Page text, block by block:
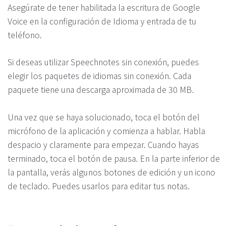
Asegúrate de tener habilitada la escritura de Google
Voice en la configuración de Idioma y entrada de tu
teléfono.
Si deseas utilizar Speechnotes sin conexión, puedes
elegir los paquetes de idiomas sin conexión. Cada
paquete tiene una descarga aproximada de 30 MB.
Una vez que se haya solucionado, toca el botón del
micrófono de la aplicación y comienza a hablar. Habla
despacio y claramente para empezar. Cuando hayas
terminado, toca el botón de pausa. En la parte inferior de
la pantalla, verás algunos botones de edición y un icono
de teclado. Puedes usarlos para editar tus notas.